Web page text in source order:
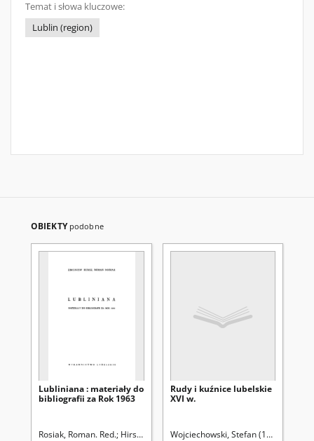
Temat i słowa kluczowe:
Lublin (region)
OBIEKTY podobne
Lubliniana : materiały do
bibliografii za Rok 1963
Rosiak, Roman. Red. Hirsz, Zbigniew Jerzy (1931- ). Red.
Rudy i kuźnice lubelskie
XVI w.
Wojciechowski, Stefan (1899-1980)